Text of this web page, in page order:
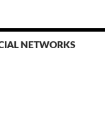
NETWORKS